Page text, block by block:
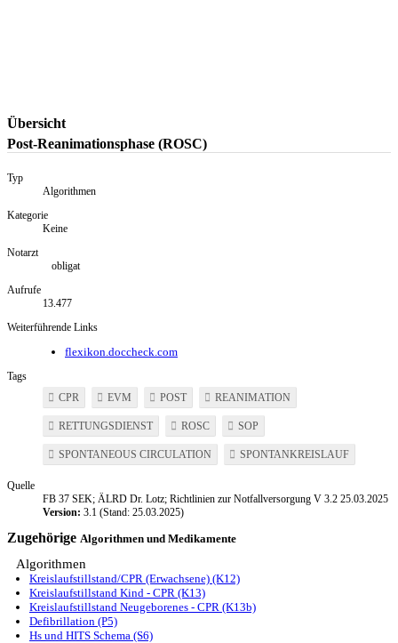
Übersicht
Post-Reanimationsphase (ROSC)
Typ
Algorithmen
Kategorie
Keine
Notarzt
obligat
Aufrufe
13.477
Weiterführende Links
flexikon.doccheck.com
Tags
CPR
EVM POST REANIMATION
RETTUNGSDIENST ROSC SOP
SPONTANEOUS CIRCULATION SPONTANKREISLAUF
Quelle
FB 37 SEK; ÄLRD Dr. Lotz; Richtlinien zur Notfallversorgung V 3.2 25.03.2025
Version: 3.1 (Stand: 25.03.2025)
Zugehörige Algorithmen und Medikamente
Algorithmen
Kreislaufstillstand/CPR (Erwachsene) (K12)
Kreislaufstillstand Kind - CPR (K13)
Kreislaufstillstand Neugeborenes - CPR (K13b)
Defibrillation (P5)
Hs und HITS Schema (S6)